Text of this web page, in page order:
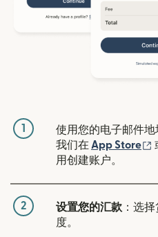
1 使用您的电子邮件地
我们在 App Store
用创建账户。
2 设置您的汇款 ：选
度。